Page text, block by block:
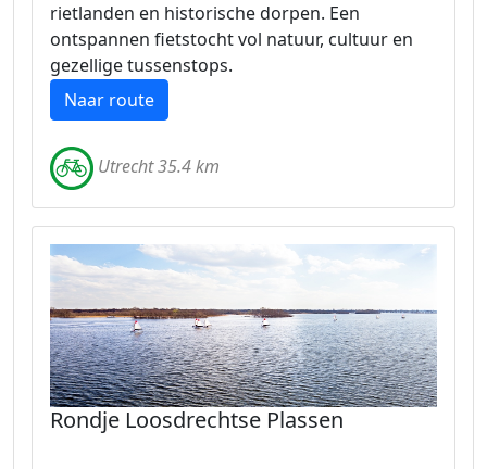
rietlanden en historische dorpen. Een
ontspannen fietstocht vol natuur, cultuur en
gezellige tussenstops.
Naar route
Utrecht 35.4 km
Rondje Loosdrechtse Plassen